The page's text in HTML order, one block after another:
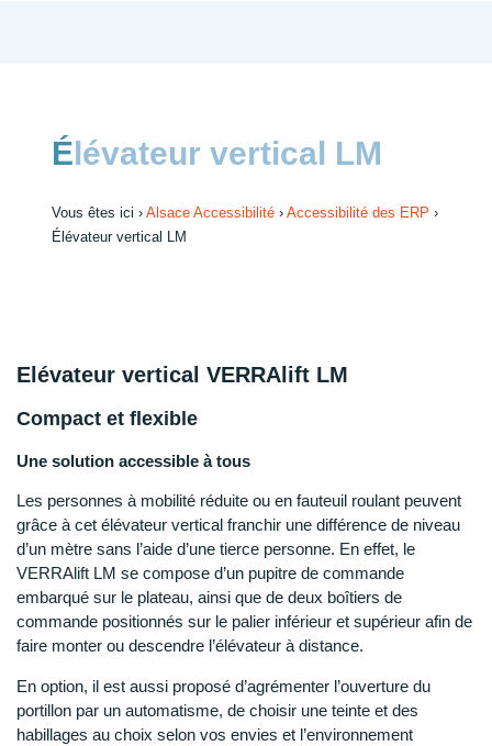
Élévateur vertical LM
Vous êtes ici › Alsace Accessibilité › Accessibilité des ERP ›
Élévateur vertical LM
Elévateur vertical VERRAlift LM
Compact et flexible
Une solution accessible à tous
Les personnes à mobilité réduite ou en fauteuil roulant peuvent
grâce à cet élévateur vertical franchir une différence de niveau
d’un mètre sans l’aide d’une tierce personne. En effet, le
VERRAlift LM se compose d’un pupitre de commande
embarqué sur le plateau, ainsi que de deux boîtiers de
commande positionnés sur le palier inférieur et supérieur afin de
faire monter ou descendre l’élévateur à distance.
En option, il est aussi proposé d’agrémenter l’ouverture du
portillon par un automatisme, de choisir une teinte et des
habillages au choix selon vos envies et l’environnement